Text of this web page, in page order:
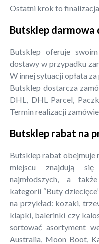
Ostatni krok to finalizacja
Butsklep darmowa
Butsklep oferuje
dostawy w przypadku
W innej sytuacji opłata za
Butsklep dostarcza
DHL, DHL Parcel,
Termin realizacji
Butsklep rabat na
Butsklep rabat obejmuje
miejscu znajdują
najmłodszych, a
kategorii “Buty
na przykład: kozaki,
klapki, balerinki czy
sortować asortyment
Australia, Moon Boot,